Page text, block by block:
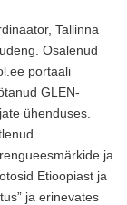
Tallinna
Osalenud
portaali
GLEN-
ühenduses.
ja
Etioopiast ja
ja erinevates